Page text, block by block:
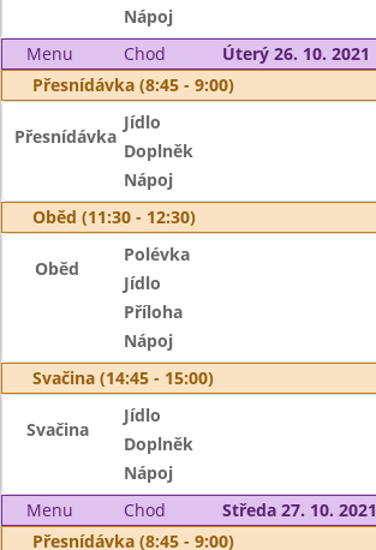
Nápoj
Menu
Chod
Úterý 26. 10. 2021
Přesnídávka (8:45 - 9:00)
Přesnídávka
Jídlo
Doplněk
Nápoj
Oběd (11:30 - 12:30)
Oběd
Polévka
Jídlo
Příloha
Nápoj
Svačina (14:45 - 15:00)
Svačina
Jídlo
Doplněk
Nápoj
Menu
Chod
Středa 27. 10. 2021
Přesnídávka (8:45 - 9:00)